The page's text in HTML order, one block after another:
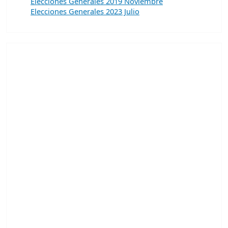
Elecciones Generales 2023 Julio